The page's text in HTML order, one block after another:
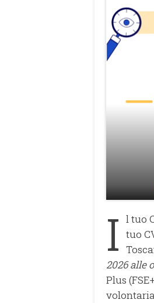
I l tuo
tuo
2026 alle
Plus